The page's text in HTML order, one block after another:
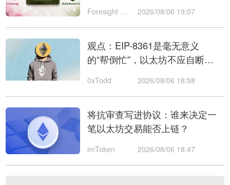
Foresight News 2026/08/06 19:07
观点：EIP-8361是毫无意义
的“帮倒忙”，以太坊不应自断双
0xTodd 2026/08/06 18:58
将抗审查写进协议：谁来决定一
笔以太坊交易能否上链？
imToken 2026/08/06 18:47